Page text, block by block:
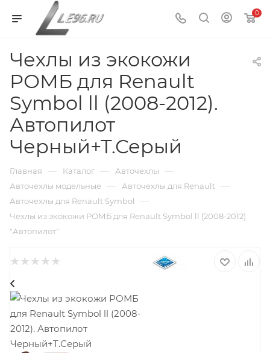
0
Чехлы из экокожи
РОМБ для Renault
Symbol ll (2008-2012).
Автопилот
Черный+Т.Серый
Главная — Каталог — Авточехлы —
Авточехлы модельные — Авточехлы для Renault —
Авточехлы для Renault Symbol —
Чехлы из экокожи РОМБ для Renault Symbol ll (2008-2012)
"Автопилот"